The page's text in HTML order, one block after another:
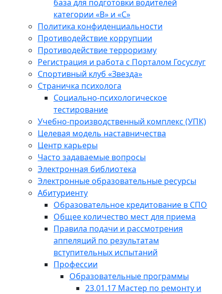
база для подготовки водителей
категории «В» и «С»
Политика конфиденциальности
Противодействие коррупции
Противодействие терроризму
Регистрация и работа с Порталом Госуслуг
Спортивный клуб «Звезда»
Страничка психолога
Социально-психологическое
тестирование
Учебно-производственный комплекс (УПК)
Целевая модель наставничества
Центр карьеры
Часто задаваемые вопросы
Электронная библиотека
Электронные образовательные ресурсы
Абитуриенту
Образовательное кредитование в СПО
Общее количество мест для приема
Правила подачи и рассмотрения
аппеляций по результатам
вступительных испытаний
Профессии
Образовательные программы
23.01.17 Мастер по ремонту и